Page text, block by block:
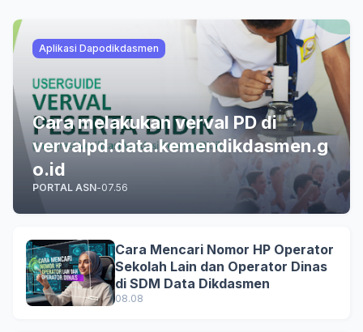
Aplikasi Dapodikdasmen
Cara melakukan verval PD di
vervalpd.data.kemendikdasmen.g
o.id
PORTAL ASN-07.56
Cara Mencari Nomor HP Operator
Sekolah Lain dan Operator Dinas
di SDM Data Dikdasmen
08.08